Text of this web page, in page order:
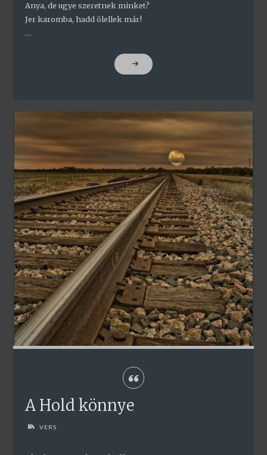
Anya, de ugye szeretnek minket?
Jer karomba, hadd ölellek már!
…
"ESZMÉLÉS"
A Hold könnye
VERS